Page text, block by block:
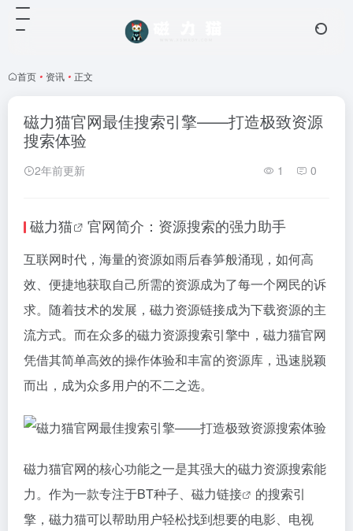
首页 • 资讯 • 正文
磁力猫官网最佳搜索引擎——打造极致资源
搜索体验
2年前更新 1 0
磁力猫 官网简介：资源搜索的强力助手
互联网时代，海量的资源如雨后春笋般涌现，如何高
效、便捷地获取自己所需的资源成为了每一个网民的诉
求。随着技术的发展，磁力资源链接成为下载资源的主
流方式。而在众多的磁力资源搜索引擎中， 磁力猫官网
凭借其简单高效的操作体验和丰富的资源库，迅速脱颖
而出，成为众多用户的不二之选。
磁力猫官网的核心功能之一是其强大的磁力资源搜索能
力。作为一款专注于BT种子、 磁力链接
的搜索引
擎， 磁力猫可以帮助用户轻松找到想要的电影、电视